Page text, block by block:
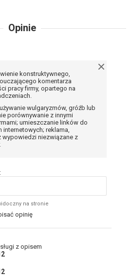
Opinie
konstruktywnego,
komentarza
pracy firmy, opartego na
używanie wulgaryzmów, gróźb lub
porównywanie z innymi
umieszczanie linków do
internetowych; reklama,
wypowiedzi niezwiązane z
na stronie
opinię
z opisem